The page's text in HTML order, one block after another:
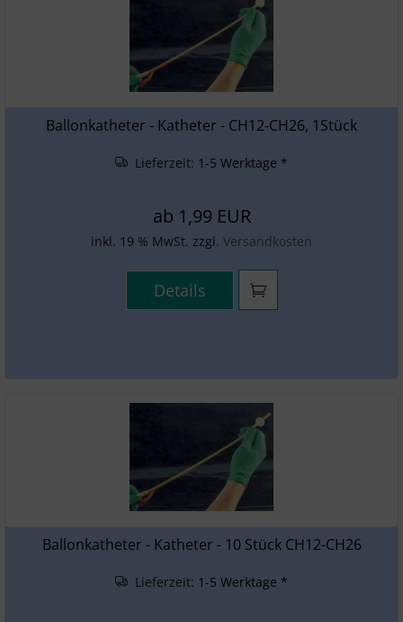
Ballonkatheter - Katheter - CH12-CH26, 1Stück
Lieferzeit: 1-5 Werktage *
ab 1,99 EUR
inkl. 19 % MwSt. zzgl. Versandkosten
Details
Ballonkatheter - Katheter - 10 StückCH12-CH26
Lieferzeit: 1-5 Werktage *